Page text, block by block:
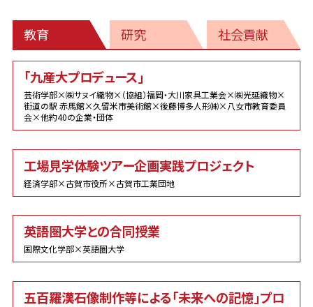
教育 研究 社会貢献
「九産大プロデュース」
芸術学部×㈱サヌイ織物×（協組）福岡・大川家具工業会×㈱光延織物×
街道の駅 赤馬館×久留米市美術館×後藤博多人形㈱×八女市教育委員
会×他約40の企業・団体
工場見学体験ツアー企画実践プロジェクト
経済学部×古賀市役所×古賀市工業団地
英語圏大学との合同授業
国際文化学部×英語圏大学
五百羅漢石像制作等による「未来への記憶」プロ